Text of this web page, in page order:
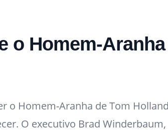
o Homem-
o Homem-Aranha de Tom Holland
O executivo Brad Winderbaum,